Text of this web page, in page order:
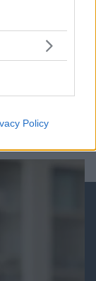
Policy
Candy